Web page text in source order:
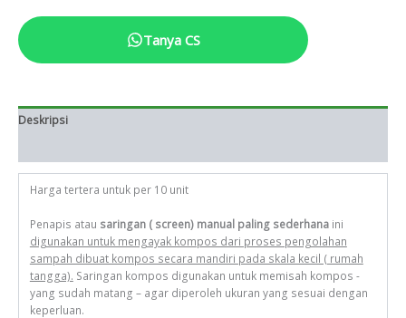
Tanya CS
Deskripsi
Harga tertera untuk per 10 unit
Penapis atau saringan ( screen) manual paling sederhana ini
digunakan untuk mengayak kompos dari proses pengolahan
sampah dibuat kompos secara mandiri pada skala kecil ( rumah
tangga). Saringan kompos digunakan untuk memisah kompos -
yang sudah matang – agar diperoleh ukuran yang sesuai dengan
keperluan.